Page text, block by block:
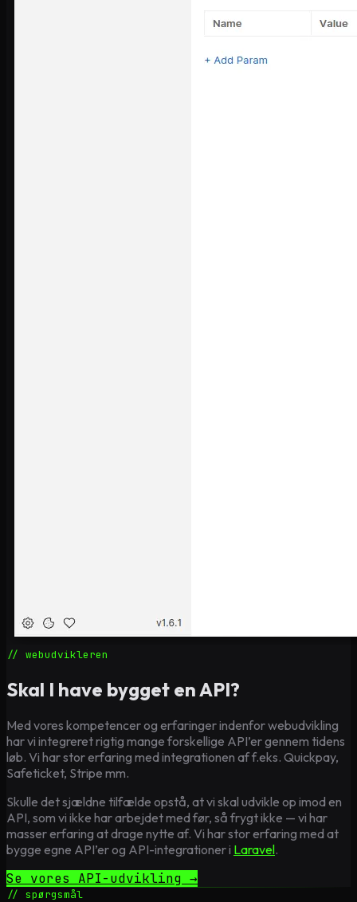
// webudvikleren
Skal I have bygget en API?
Med vores kompetencer og erfaringer indenfor webudvikling
har vi integreret rigtig mange forskellige API’er gennem tidens
løb. Vi har stor erfaring med integrationen af f.eks. Quickpay,
Safeticket, Stripe mm.
Skulle det sjældne tilfælde opstå, at vi skal udvikle op imod en
API, som vi ikke har arbejdet med før, så frygt ikke — vi har
masser erfaring at drage nytte af. Vi har stor erfaring med at
bygge egne API’er og API-integrationer i Laravel.
Se vores API-udvikling →
// spørgsmål